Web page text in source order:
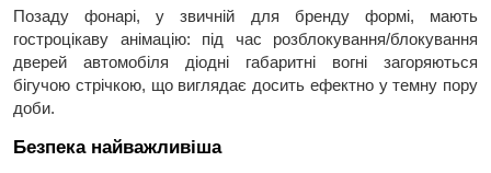
Позаду фонарі, у звичній для бренду формі, мають
гостроцікаву анімацію: під час розблокування/блокування
дверей автомобіля діодні габаритні вогні загоряються
бігучою стрічкою, що виглядає досить ефектно у темну пору
доби.
Безпека найважливіша